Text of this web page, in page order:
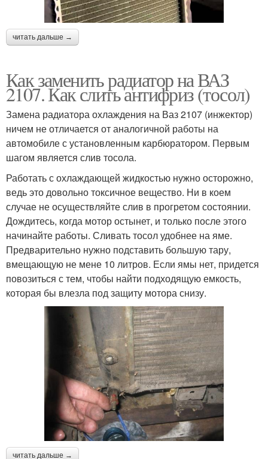
читать дальше →
Как заменить радиатор на ВАЗ
2107. Как слить антифриз (тосол)
Замена радиатора охлаждения на Ваз 2107 (инжектор)
ничем не отличается от аналогичной работы на
автомобиле с установленным карбюратором. Первым
шагом является слив тосола.
Работать с охлаждающей жидкостью нужно осторожно,
ведь это довольно токсичное вещество. Ни в коем
случае не осуществляйте слив в прогретом состоянии.
Дождитесь, когда мотор остынет, и только после этого
начинайте работы. Сливать тосол удобнее на яме.
Предварительно нужно подставить большую тару,
вмещающую не мене 10 литров. Если ямы нет, придется
повозиться с тем, чтобы найти подходящую емкость,
которая бы влезла под защиту мотора снизу.
читать дальше →